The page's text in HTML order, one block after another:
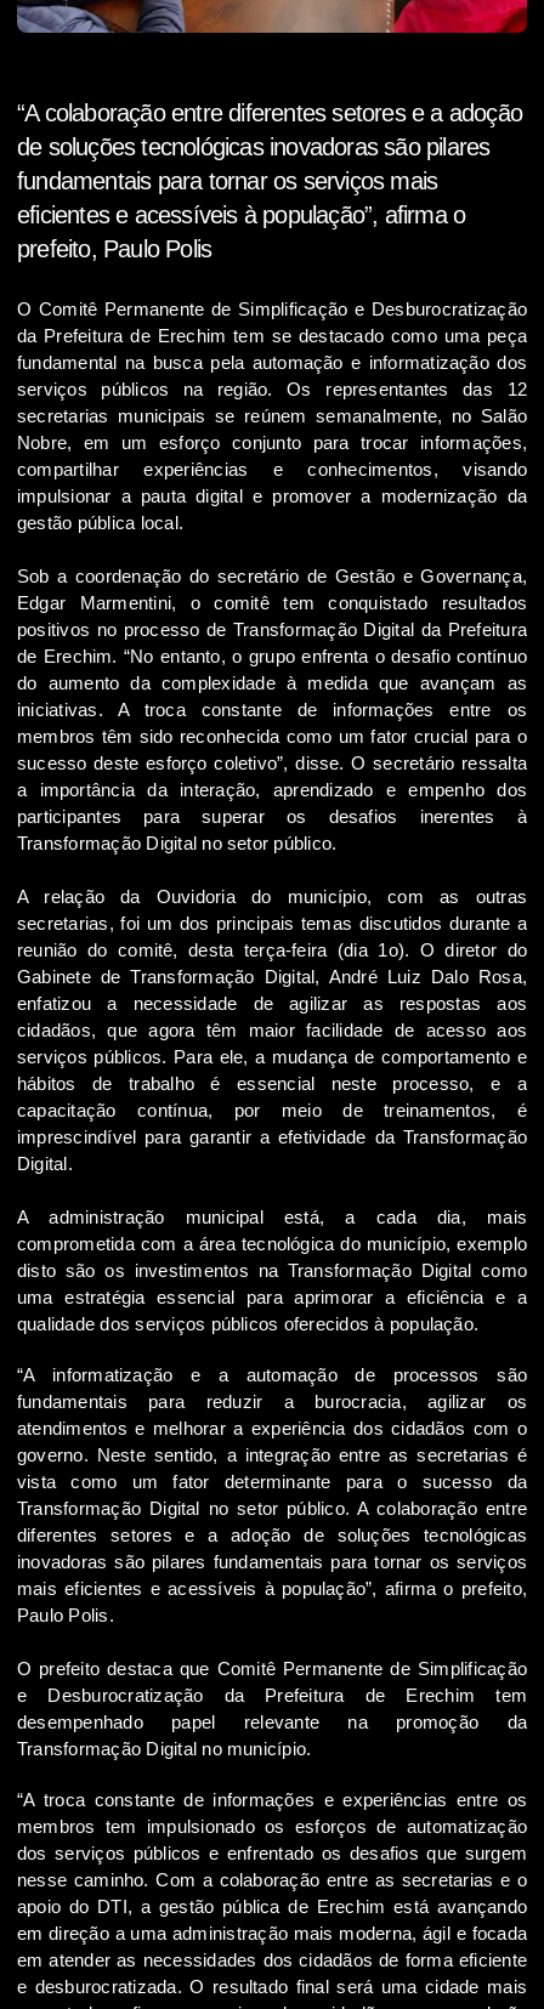
“A colaboração entre diferentes setores e a adoção
de soluções tecnológicas inovadoras são pilares
fundamentais para tornar os serviços mais
eficientes e acessíveis à população”, afirma o
prefeito, Paulo Polis
O Comitê Permanente de Simplificação e Desburocratização
da Prefeitura de Erechim tem se destacado como uma peça
fundamental na busca pela automação e informatização dos
serviços públicos na região. Os representantes das 12
secretarias municipais se reúnem semanalmente, no Salão
Nobre, em um esforço conjunto para trocar informações,
compartilhar experiências e conhecimentos, visando
impulsionar a pauta digital e promover a modernização da
gestão pública local.
Sob a coordenação do secretário de Gestão e Governança,
Edgar Marmentini, o comitê tem conquistado resultados
positivos no processo de Transformação Digital da Prefeitura
de Erechim. “No entanto, o grupo enfrenta o desafio contínuo
do aumento da complexidade à medida que avançam as
iniciativas. A troca constante de informações entre os
membros têm sido reconhecida como um fator crucial para o
sucesso deste esforço coletivo”, disse. O secretário ressalta
a importância da interação, aprendizado e empenho dos
participantes para superar os desafios inerentes à
Transformação Digital no setor público.
A relação da Ouvidoria do município, com as outras
secretarias, foi um dos principais temas discutidos durante a
reunião do comitê, desta terça-feira (dia 1o). O diretor do
Gabinete de Transformação Digital, André Luiz Dalo Rosa,
enfatizou a necessidade de agilizar as respostas aos
cidadãos, que agora têm maior facilidade de acesso aos
serviços públicos. Para ele, a mudança de comportamento e
hábitos de trabalho é essencial neste processo, e a
capacitação contínua, por meio de treinamentos, é
imprescindível para garantir a efetividade da Transformação
Digital.
A administração municipal está, a cada dia, mais
comprometida com a área tecnológica do município, exemplo
disto são os investimentos na Transformação Digital como
uma estratégia essencial para aprimorar a eficiência e a
qualidade dos serviços públicos oferecidos à população.
“A informatização e a automação de processos são
fundamentais para reduzir a burocracia, agilizar os
atendimentos e melhorar a experiência dos cidadãos com o
governo. Neste sentido, a integração entre as secretarias é
vista como um fator determinante para o sucesso da
Transformação Digital no setor público. A colaboração entre
diferentes setores e a adoção de soluções tecnológicas
inovadoras são pilares fundamentais para tornar os serviços
mais eficientes e acessíveis à população”, afirma o prefeito,
Paulo Polis.
O prefeito destaca que Comitê Permanente de Simplificação
e Desburocratização da Prefeitura de Erechim tem
desempenhado papel relevante na promoção da
Transformação Digital no município.
“A troca constante de informações e experiências entre os
membros tem impulsionado os esforços de automatização
dos serviços públicos e enfrentado os desafios que surgem
nesse caminho. Com a colaboração entre as secretarias e o
apoio do DTI, a gestão pública de Erechim está avançando
em direção a uma administração mais moderna, ágil e focada
em atender as necessidades dos cidadãos de forma eficiente
e desburocratizada. O resultado final será uma cidade mais